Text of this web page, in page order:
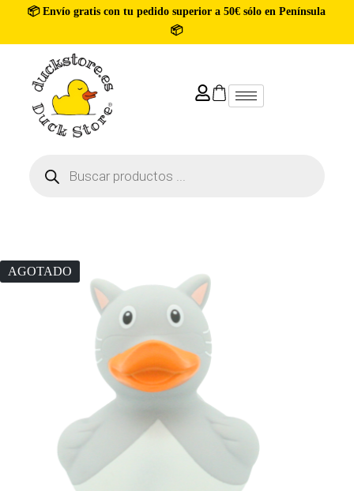
📦 Envío gratis con tu pedido superior a 50€ sólo en Península
📦
AGOTADO